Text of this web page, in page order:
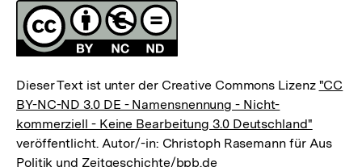
Fussnoten
Lizenz
Dieser Text ist unter der Creative Commons Lizenz "CC
BY-NC-ND 3.0 DE - Namensnennung - Nicht-
kommerziell - Keine Bearbeitung 3.0 Deutschland"
veröffentlicht. Autor/-in: Christoph Rasemann für Aus
Politik und Zeitgeschichte/bpb.de